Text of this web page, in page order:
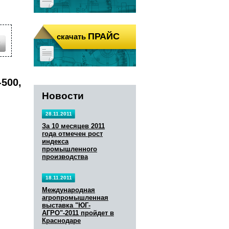
скачатьПРАЙС
скачатьПРАЙС
Новости
28.11.2011
За 10 месяцев 2011
года отмечен рост
индекса
промышленного
производства
18.11.2011
Международная
агропромышленная
выставка "ЮГ-
АГРО"-2011 пройдет в
Краснодаре